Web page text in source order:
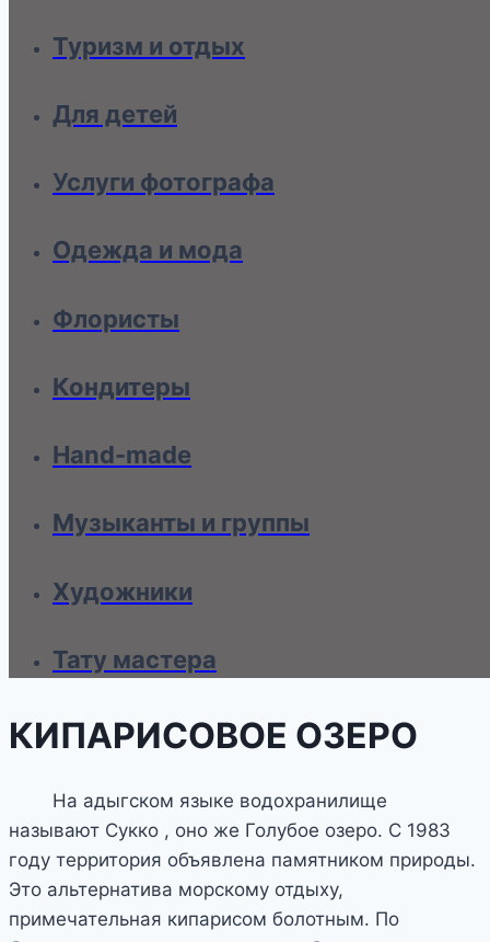
Туризм и отдых
Для детей
Услуги фотографа
Одежда и мода
Флористы
Кондитеры
Hand-made
Музыканты и группы
Художники
Тату мастера
КИПАРИСОВОЕ ОЗЕРО
На адыгском языке водохранилище
называют Сукко , оно же Голубое озеро. С 1983
году территория объявлена памятником природы.
Это альтернатива морскому отдыху,
примечательная кипарисом болотным. По